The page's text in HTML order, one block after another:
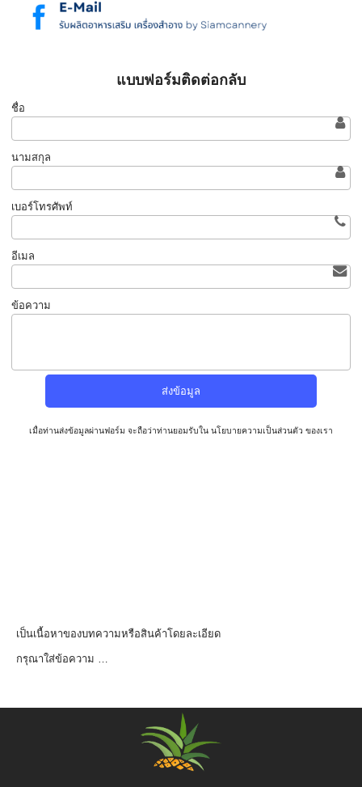
แบบฟอร์มติดต่อกลับ
ชื่อ
นามสกุล
เบอร์โทรศัพท์
อีเมล
ข้อความ
เมื่อท่านส่งข้อมูลผ่านฟอร์ม จะถือว่าท่านยอมรับใน นโยบายความเป็นส่วนตัว ของเรา
เป็นเนื้อหาของบทความหรือสินค้าโดยละเอียด
กรุณาใส่ข้อความ …